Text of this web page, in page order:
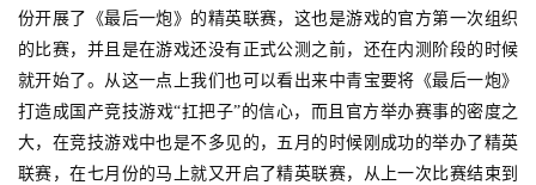
份开展了《最后一炮》的精英联赛，这也是游戏的官方第一次组织
的比赛，并且是在游戏还没有正式公测之前，还在内测阶段的时候
就开始了。从这一点上我们也可以看出来中青宝要将《最后一炮》
打造成国产竞技游戏“扛把子”的信心，而且官方举办赛事的密度之
大，在竞技游戏中也是不多见的，五月的时候刚成功的举办了精英
联赛，在七月份的马上就又开启了精英联赛，从上一次比赛结束到